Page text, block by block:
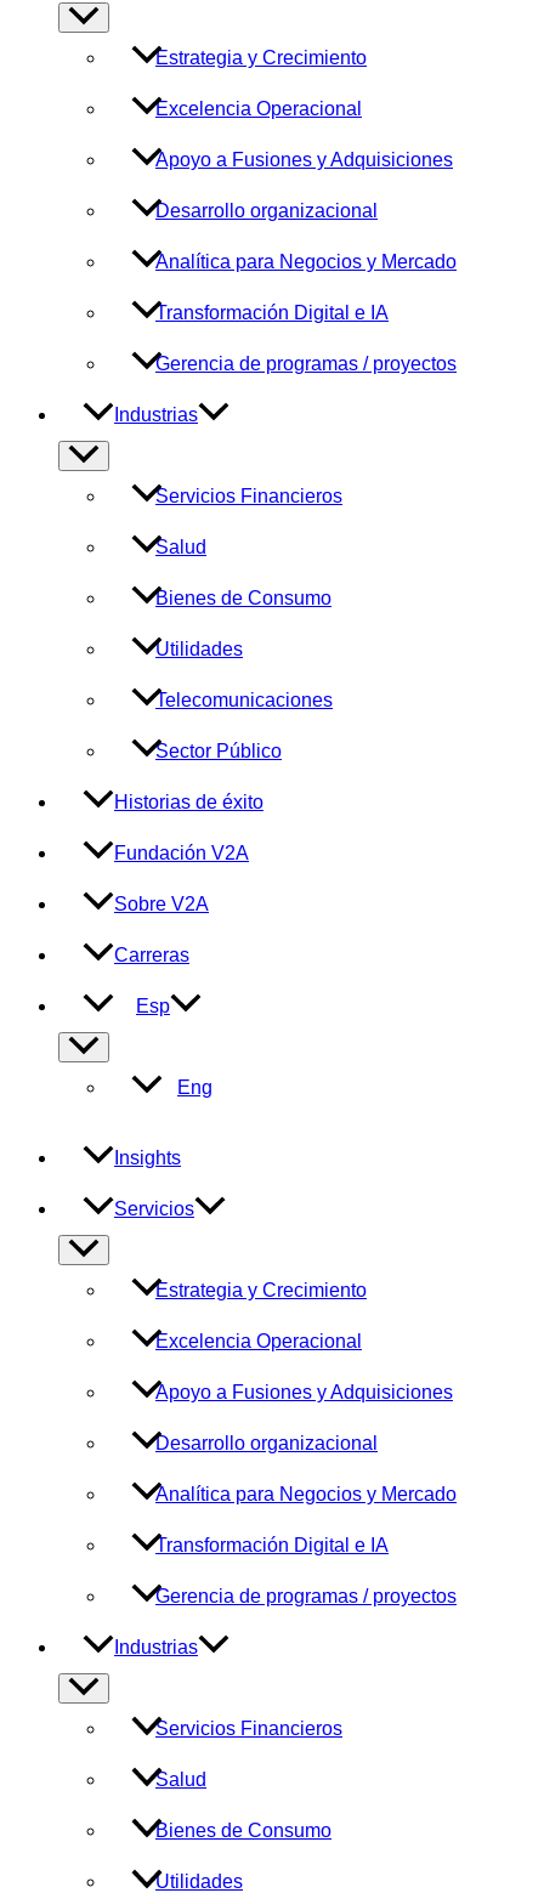
Alternar
menú
Estrategia y Crecimiento
Excelencia Operacional
Apoyo a Fusiones y Adquisiciones
Desarrollo organizacional
Analítica para Negocios y Mercado
Transformación Digital e IA
Gerencia de programas / proyectos
Industrias
Alternar
menú
Servicios Financieros
Salud
Bienes de Consumo
Utilidades
Telecomunicaciones
Sector Público
Historias de éxito
Fundación V2A
Sobre V2A
Carreras
Esp
Alternar
menú
Eng
Insights
Servicios
Alternar
menú
Estrategia y Crecimiento
Excelencia Operacional
Apoyo a Fusiones y Adquisiciones
Desarrollo organizacional
Analítica para Negocios y Mercado
Transformación Digital e IA
Gerencia de programas / proyectos
Industrias
Alternar
menú
Servicios Financieros
Salud
Bienes de Consumo
Utilidades